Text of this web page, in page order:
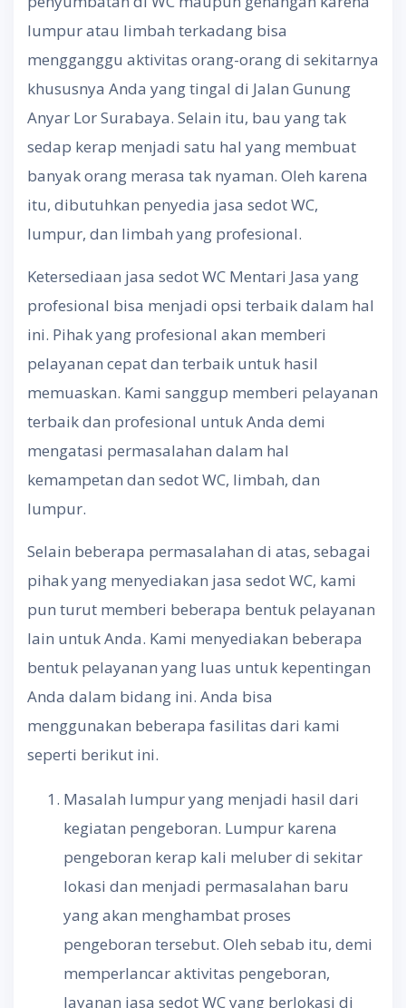
lumpur atau limbah terkadang bisa
mengganggu aktivitas orang-orang di sekitarnya
khususnya Anda yang tingal di Jalan Gunung
Anyar Lor Surabaya. Selain itu, bau yang tak
sedap kerap menjadi satu hal yang membuat
banyak orang merasa tak nyaman. Oleh karena
itu, dibutuhkan penyedia jasa sedot WC,
lumpur, dan limbah yang profesional.
Ketersediaan jasa sedot WC Mentari Jasa yang
profesional bisa menjadi opsi terbaik dalam hal
ini. Pihak yang profesional akan memberi
pelayanan cepat dan terbaik untuk hasil
memuaskan. Kami sanggup memberi pelayanan
terbaik dan profesional untuk Anda demi
mengatasi permasalahan dalam hal
kemampetan dan sedot WC, limbah, dan
lumpur.
Selain beberapa permasalahan di atas, sebagai
pihak yang menyediakan jasa sedot WC, kami
pun turut memberi beberapa bentuk pelayanan
lain untuk Anda. Kami menyediakan beberapa
bentuk pelayanan yang luas untuk kepentingan
Anda dalam bidang ini. Anda bisa
menggunakan beberapa fasilitas dari kami
seperti berikut ini.
Masalah lumpur yang menjadi hasil dari
kegiatan pengeboran. Lumpur karena
pengeboran kerap kali meluber di sekitar
lokasi dan menjadi permasalahan baru
yang akan menghambat proses
pengeboran tersebut. Oleh sebab itu, demi
memperlancar aktivitas pengeboran,
layanan jasa sedot WC yang berlokasi di